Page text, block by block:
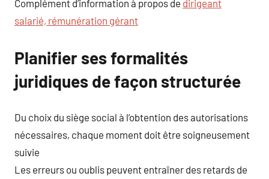
Complément d’information à propos de dirigeant
salarié, rémunération gérant
Planifier ses formalités
juridiques de façon structurée
Du choix du siège social à l’obtention des autorisations
nécessaires, chaque moment doit être soigneusement
suivie
Les erreurs ou oublis peuvent entraîner des retards de